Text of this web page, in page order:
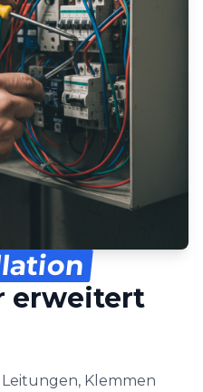
erweitert
Klemmen